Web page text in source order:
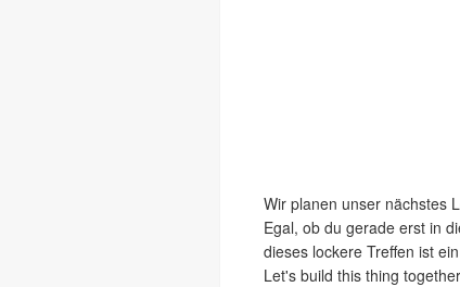
Wir planen unser nächstes
Egal, ob du gerade erst in
dieses lockere Treffen ist
Let's build this thing